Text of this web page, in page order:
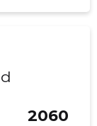
2060